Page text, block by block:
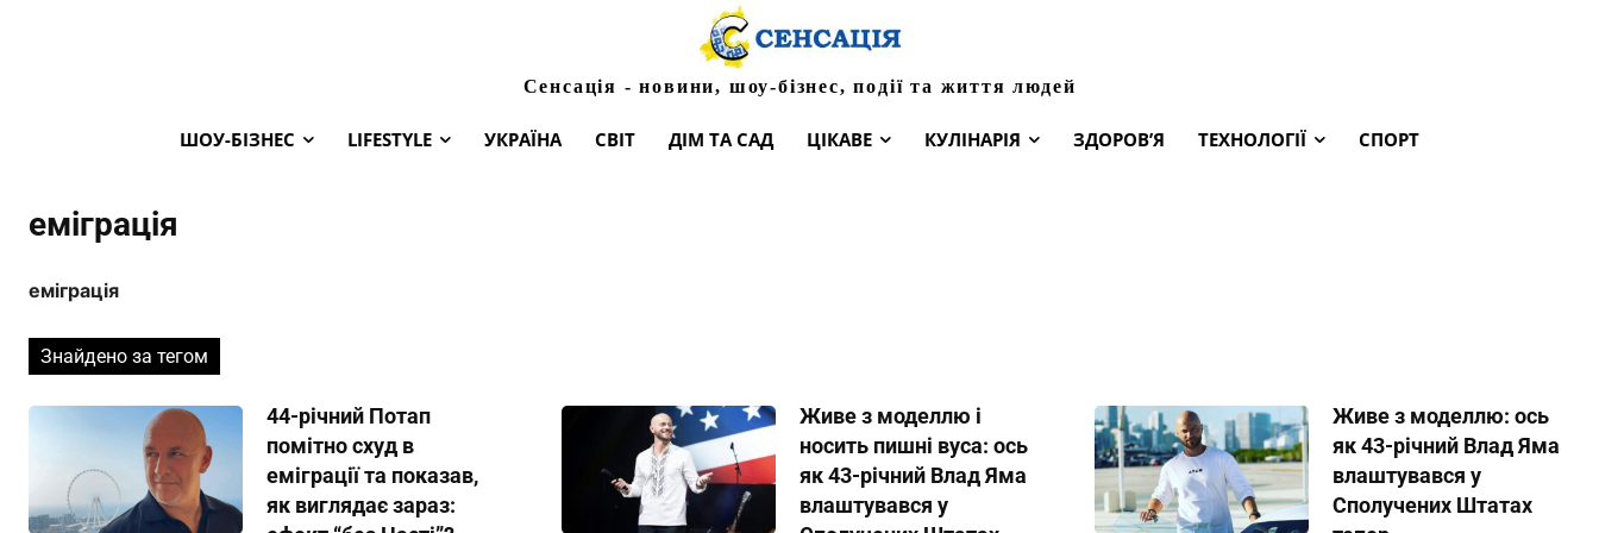
Сенсація - новини, шоу-бізнес, події та життя людей
ШОУ-БІЗНЕС LIFESTYLE УКРАЇНА СВІТ ДІМ ТА САД ЦІКАВЕ КУЛІНАРІЯ ЗДОРОВ’Я ТЕХНОЛОГІЇ СПОРТ
еміграція
еміграція
Знайдено за тегом
44-річний Потап
помітно схуд в
еміграції та показав,
як виглядає зараз:
Живе з моделлю і
носить пишні вуса: ось
як 43-річний Влад Яма
влаштувався у
Живе з моделлю: ось
як 43-річний Влад Яма
влаштувався у
Сполучених Штатах